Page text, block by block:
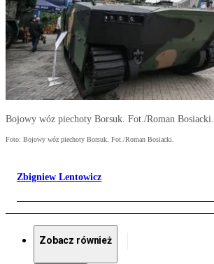
Bojowy wóz piechoty Borsuk. Fot./Roman Bosiacki.
Foto: Bojowy wóz piechoty Borsuk. Fot./Roman Bosiacki.
Zbigniew Lentowicz
Zobacz również